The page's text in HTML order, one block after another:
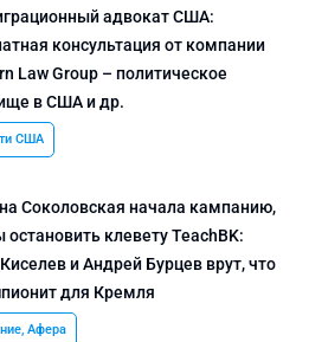
адвокат США:
консультация от компании
Law Group – политическое
в США и др.
США
Соколовская начала кампанию,
остановить клевету TeachBK:
и Андрей Бурцев врут, что
для Кремля
Афера